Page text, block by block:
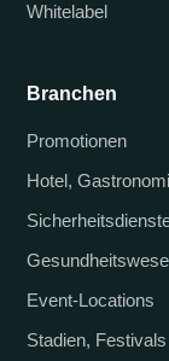
Whitelabel
Branchen
Promotionen
Hotel,
Event-Locations
Stadien,